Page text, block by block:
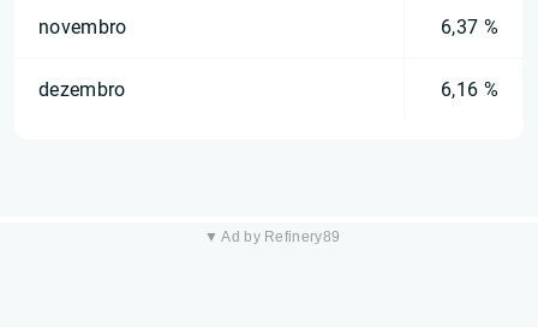
novembro 6,37 %
dezembro 6,16 %
▼ Ad by Refinery89